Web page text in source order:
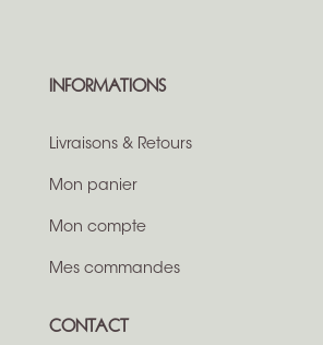
INFORMATIONS
Livraisons & Retours
Mon panier
Mon compte
Mes commandes
CONTACT